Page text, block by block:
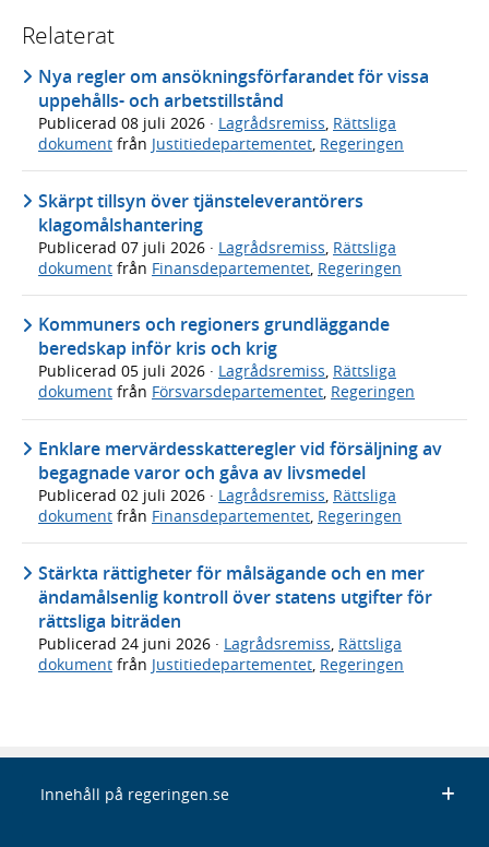
Relaterat
Nya regler om ansökningsförfarandet för vissa
uppehålls- och arbetstillstånd
Publicerad 08 juli 2026 · Lagrådsremiss, Rättsliga
dokument från Justitiedepartementet, Regeringen
Skärpt tillsyn över tjänsteleverantörers
klagomålshantering
Publicerad 07 juli 2026 · Lagrådsremiss, Rättsliga
dokument från Finansdepartementet, Regeringen
Kommuners och regioners grundläggande
beredskap inför kris och krig
Publicerad 05 juli 2026 · Lagrådsremiss, Rättsliga
dokument från Försvarsdepartementet, Regeringen
Enklare mervärdesskatteregler vid försäljning av
begagnade varor och gåva av livsmedel
Publicerad 02 juli 2026 · Lagrådsremiss, Rättsliga
dokument från Finansdepartementet, Regeringen
Stärkta rättigheter för målsägande och en mer
ändamålsenlig kontroll över statens utgifter för
rättsliga biträden
Publicerad 24 juni 2026 · Lagrådsremiss Rättsliga
dokument från Justitiedepartementet Regeringen
Innehåll på regeringen.se